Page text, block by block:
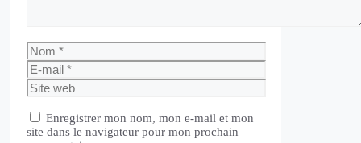
Nom
E-
mail
Site
web
Enregistrer mon nom, mon e-mail et mon
site dans le navigateur pour mon prochain